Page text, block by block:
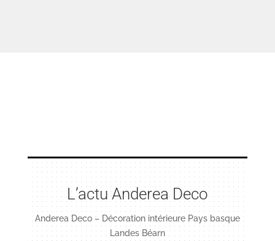
L’actu Anderea Deco
Anderea Deco – Décoration intérieure Pays basque
Landes Béarn